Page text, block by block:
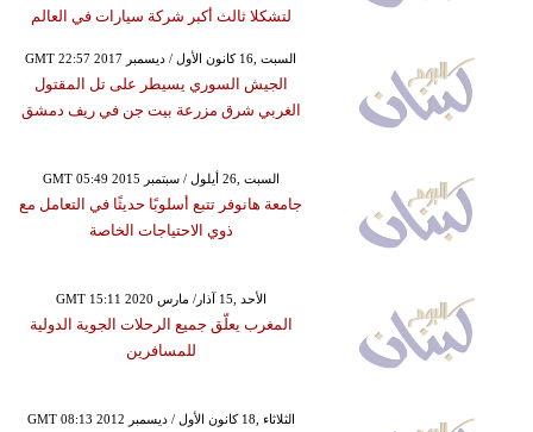
لتشكلا ثالث أكبر شركة سيارات في العالم
GMT 22:57 2017 السبت ,16 كانون الأول / ديسمبر
الجيش السوري يسيطر على تل المقتول
الغربي شرق مزرعة بيت جن في ريف دمشق
GMT 05:49 2015 السبت ,26 أيلول / سبتمبر
جامعة هانوفر تتبع أسلوبًا حديثًا في التعامل مع
ذوي الاحتياجات الخاصة
GMT 15:11 2020 الأحد ,15 آذار/ مارس
المغرب يعلّق جميع الرحلات الجوية الدولية
للمسافرين
GMT 08:13 2012 الثلاثاء ,18 كانون الأول / ديسمبر